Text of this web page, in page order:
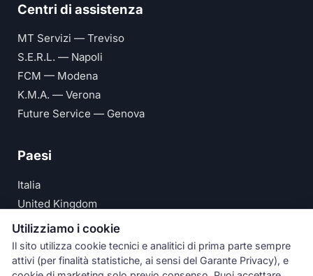
Centri di assistenza
MT Servizi — Treviso
S.E.R.L. — Napoli
FCM — Modena
K.M.A. — Verona
Future Service — Genova
Paesi
Italia
United Kingdom
Deutschland
España
© Numeri Primi Srl — P.IVA IT11621120960 ·Privacy e
Utilizziamo i cookie
Il sito utilizza cookie tecnici e analitici di prima parte sempre
attivi (per finalità statistiche, ai sensi del Garante Privacy), e